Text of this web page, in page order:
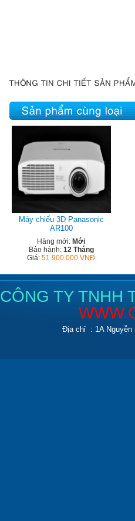
Máy chiếu 3D Panasonic
AR100
Hàng mới: Mới
Bảo hành: 12 Tháng
Giá: 51.900.000 VNĐ
CÔNG TY TNHH
Địa chỉ : 1A